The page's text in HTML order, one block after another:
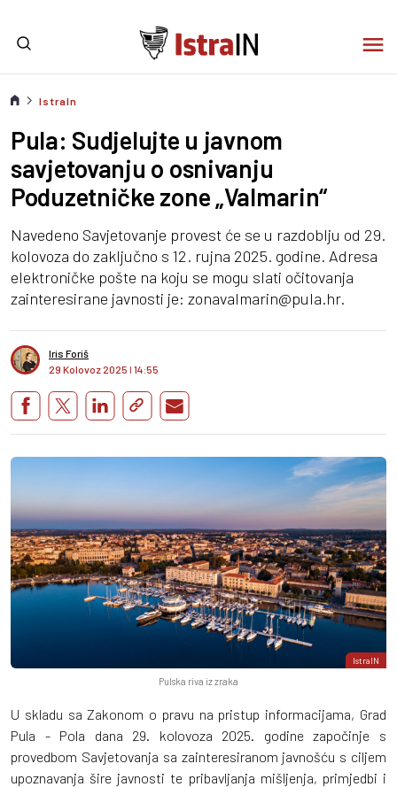
IstraIn
Pula: Sudjelujte u javnom
savjetovanju o osnivanju
Poduzetničke zone „Valmarin“
Navedeno Savjetovanje provest će se u razdoblju od 29.
kolovoza do zaključno s 12. rujna 2025. godine. Adresa
elektroničke pošte na koju se mogu slati očitovanja
zainteresirane javnosti je: zonavalmarin@pula.hr.
Iris Foriš
29 Kolovoz 2025 I 14:55
IstraIN
Pulska riva iz zraka
U skladu sa Zakonom o pravu na pristup informacijama, Grad
Pula - Pola dana 29. kolovoza 2025. godine započinje s
provedbom Savjetovanja sa zainteresiranom javnošću s ciljem
upoznavanja šire javnosti te pribavljanja mišljenja, primjedbi i